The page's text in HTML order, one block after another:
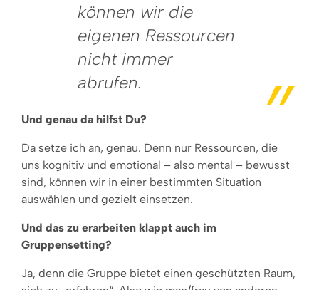
können wir die
eigenen Ressourcen
nicht immer
abrufen.
Und genau da hilfst Du?
Da setze ich an, genau. Denn nur Ressourcen, die
uns kognitiv und emotional – also mental – bewusst
sind, können wir in einer bestimmten Situation
auswählen und gezielt einsetzen.
Und das zu erarbeiten klappt auch im
Gruppensetting?
Ja, denn die Gruppe bietet einen geschützten Raum,